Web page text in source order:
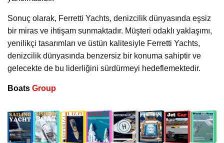
Sonuç olarak, Ferretti Yachts, denizcilik dünyasında eşsiz
bir miras ve ihtişam sunmaktadır. Müşteri odaklı yaklaşımı,
yenilikçi tasarımları ve üstün kalitesiyle Ferretti Yachts,
denizcilik dünyasında benzersiz bir konuma sahiptir ve
gelecekte de bu liderliğini sürdürmeyi hedeflemektedir.
Boats Group